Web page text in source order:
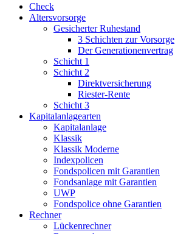
Check
Altersvorsorge
Gesicherter Ruhestand
3 Schichten zur Vorsorge
Der Generationenvertrag
Schicht 1
Schicht 2
Direktversicherung
Riester-Rente
Schicht 3
Kapitalanlagearten
Kapitalanlage
Klassik
Klassik Moderne
Indexpolicen
Fondspolicen mit Garantien
Fondsanlage mit Garantien
UWP
Fondspolice ohne Garantien
Rechner
Lückenrechner